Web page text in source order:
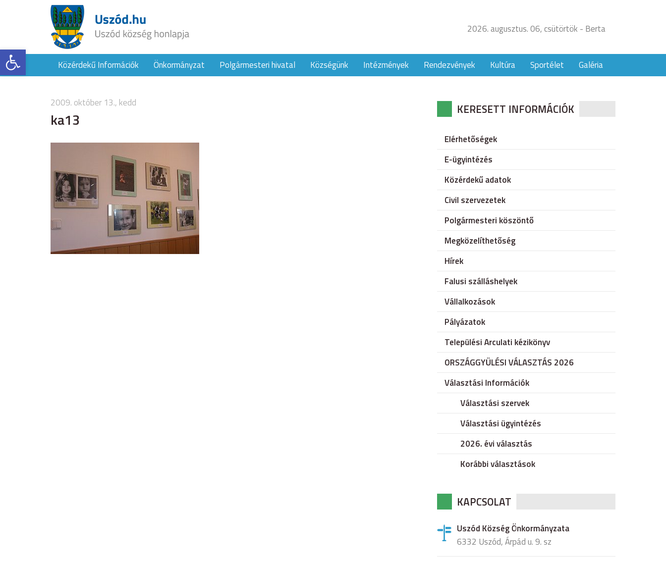
Eszköztár megnyitása
2026. augusztus. 06, csütörtök - Berta
Közérdekű Információk Önkormányzat Polgármesteri hivatal Községünk Intézmények Rendezvények Kultúra Sportélet Galéria
2009. október 13., kedd
ka13 KERESETT INFORMÁCIÓK
Elérhetőségek
E-ügyintézés
Közérdekű adatok
Civil szervezetek
Polgármesteri köszöntő
Megközelíthetőség
Hírek
Falusi szálláshelyek
Vállalkozások
Pályázatok
Települési Arculati kézikönyv
ORSZÁGGYÜLÉSI VÁLASZTÁS 2026
Választási Információk
Választási szervek
Választási ügyintézés
2026. évi választás
Korábbi választások
KAPCSOLAT
Uszód Község Önkormányzata
6332 Uszód, Árpád u. 9. sz